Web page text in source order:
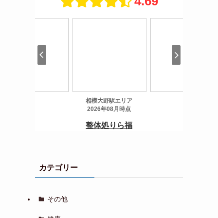
カテゴリー
その他